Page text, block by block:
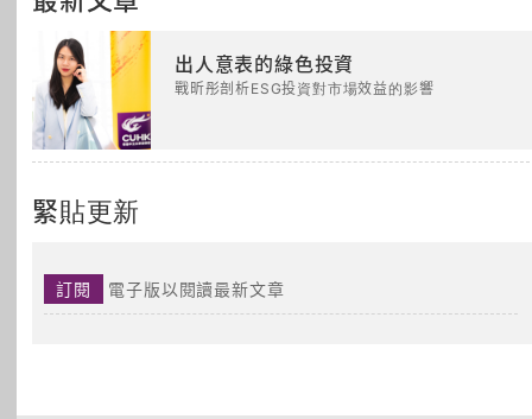
出人意表的綠色投資
戰昕彤剖析ESG投資對市場效益的影響
緊貼更新
訂閱 電子版以閱讀最新文章